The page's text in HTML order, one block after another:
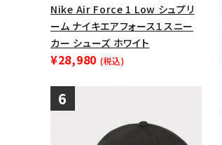
Nike Air Force 1 Low シュプリ
ーム ナイキエアフォース１スニー
カー シューズ ホワイト
¥28,980 (税込)